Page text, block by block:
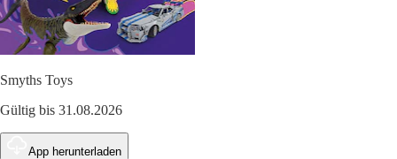
Smyths Toys
Gültig bis 31.08.2026
App herunterladen